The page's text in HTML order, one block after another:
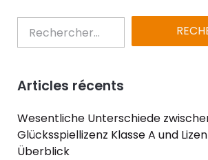
Articles récents
Wesentliche Unterschiede
Glücksspiellizenz Klasse A und
Überblick